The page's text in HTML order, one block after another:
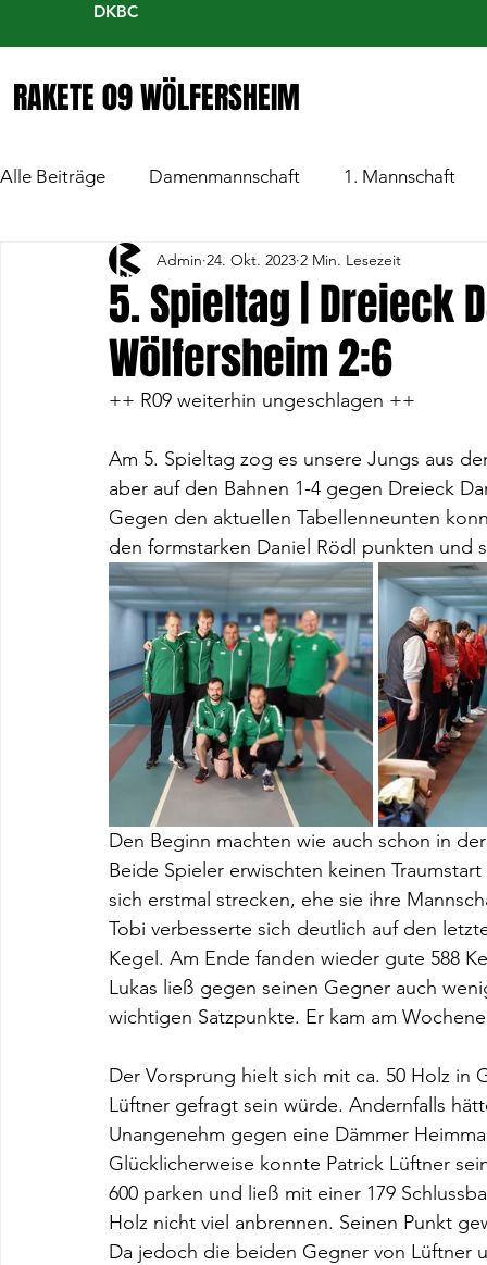
DKBC
RAKETE 09 WÖLFERSHEIM
Alle Beiträge Damenmannschaft 1. Mannschaft
5. Spieltag | Dreieck
Wölfersheim 2:6
Admin 24. Okt. 2023 2 Min. Lesezeit
++ R09 weiterhin ungeschlagen ++
Am 5. Spieltag zog es unsere Jungs aus
aber auf den Bahnen 1-4 gegen Dreieck
Gegen den aktuellen Tabellenneunten
den formstarken Daniel Rödl punkten und
Den Beginn machten wie auch schon in
Beide Spieler erwischten keinen
sich erstmal strecken, ehe sie ihre
Tobi verbesserte sich deutlich auf den
Kegel. Am Ende fanden wieder gute 588
Lukas ließ gegen seinen Gegner auch
wichtigen Satzpunkte. Er kam am
Der Vorsprung hielt sich mit ca. 50 Holz in
Lüftner gefragt sein würde. Andernfalls
Unangenehm gegen eine Dämmer
Glücklicherweise konnte Patrick Lüftner
600 parken und ließ mit einer 179
Holz nicht viel anbrennen. Seinen Punkt
Da jedoch die beiden Gegner von Lüftner